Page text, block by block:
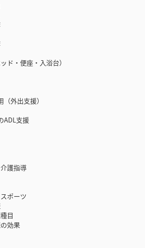
・便座・入浴台）
外出支援）
支援
護指導
ポーツ
目
効果